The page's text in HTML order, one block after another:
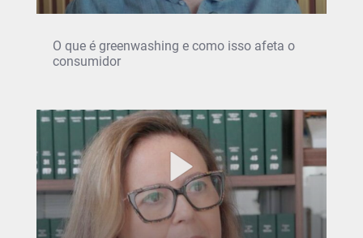
O que é greenwashing e como isso afeta o
consumidor